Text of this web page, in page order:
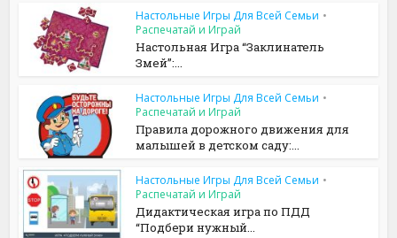
Настольные Игры Для Всей Семьи •
Распечатай и Играй
Настольная Игра “Заклинатель
Змей”:...
Настольные Игры Для Всей Семьи •
Распечатай и Играй
Правила дорожного движения для
малышей в детском саду:...
Настольные Игры Для Всей Семьи •
Распечатай и Играй
Дидактическая игра по ПДД
“Подбери нужный...